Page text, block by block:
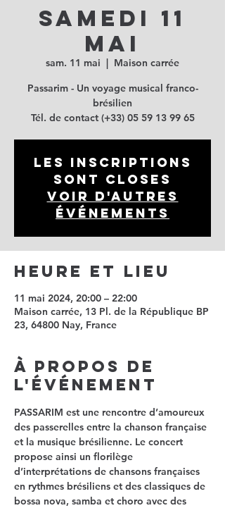
Samedi 11
mai
sam. 11 mai
  |
Maison carrée
Passarim - Un voyage musical franco-
brésilien
Tél. de contact (+33) 05 59 13 99 65
Les inscriptions
sont closes
Voir d'autres
événements
Heure et lieu
11 mai 2024, 20:00 – 22:00
Maison carrée, 13 Pl. de la République BP
23, 64800 Nay, France
À propos de
l'événement
PASSARIM est une rencontre d’amoureux
des passerelles entre la chanson française
et la musique brésilienne. Le concert
propose ainsi un florilège
d’interprétations de chansons françaises
en rythmes brésiliens et des classiques de
bossa nova, samba et choro avec des